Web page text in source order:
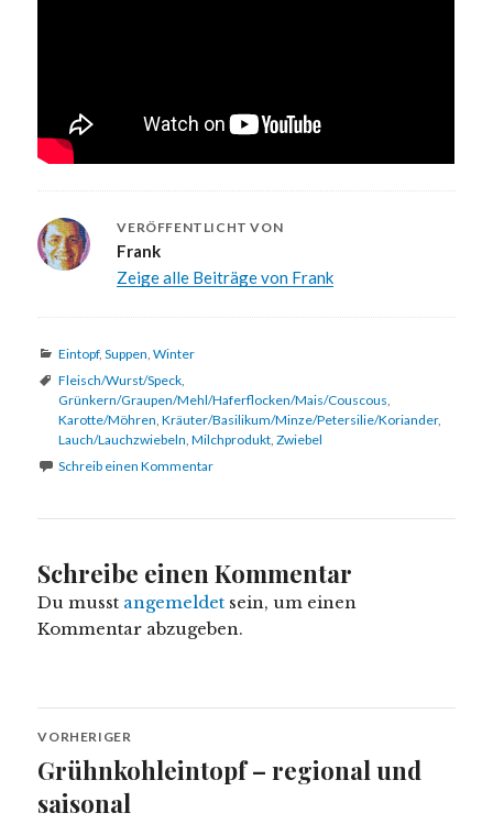
VERÖFFENTLICHT VON
Frank
Zeige alle Beiträge von Frank
Kategorien
Eintopf,Suppen,Winter
Schlagwörter
Fleisch/Wurst/Speck,
Grünkern/Graupen/Mehl/Haferflocken/Mais/Couscous,
Karotte/Möhren,Kräuter/Basilikum/Minze/Petersilie/Koriander,
Lauch/Lauchzwiebeln,Milchprodukt,Zwiebel
Schreib einen Kommentar
Schreibe einen Kommentar
Du musst angemeldet sein, um einen
Kommentar abzugeben.
Beitragsnavigation
VORHERIGER
Vorheriger
Beitrag:
Grühnkohleintopf – regional und
saisonal